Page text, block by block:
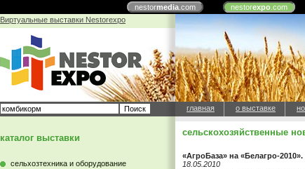
nestormedia.com nestorexpo.com
Виртуальные выставки Nestorexpo
главная о выставке
каталог выставки
сельхозтехника и оборудование
сельскохозяйственные
«АгроБаза» на «Белагро-
18.05.2010